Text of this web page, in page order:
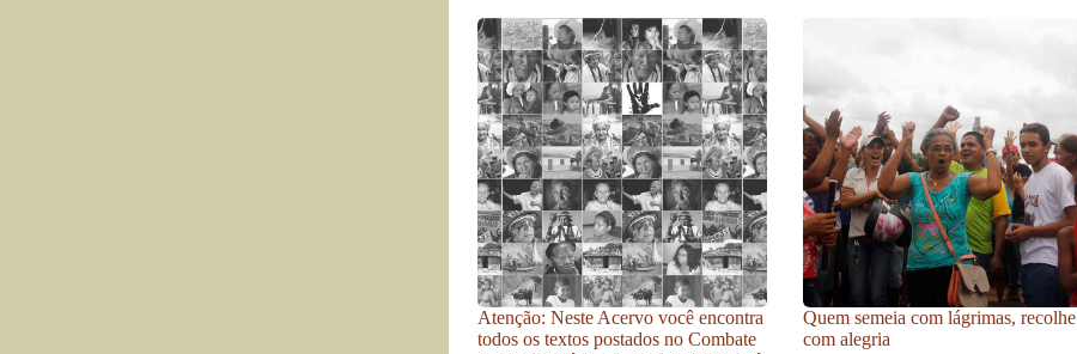
Atenção: Neste Acervo você encontra
todos os textos postados no Combate
Quem semeia com lágrimas, recolhe
com alegria